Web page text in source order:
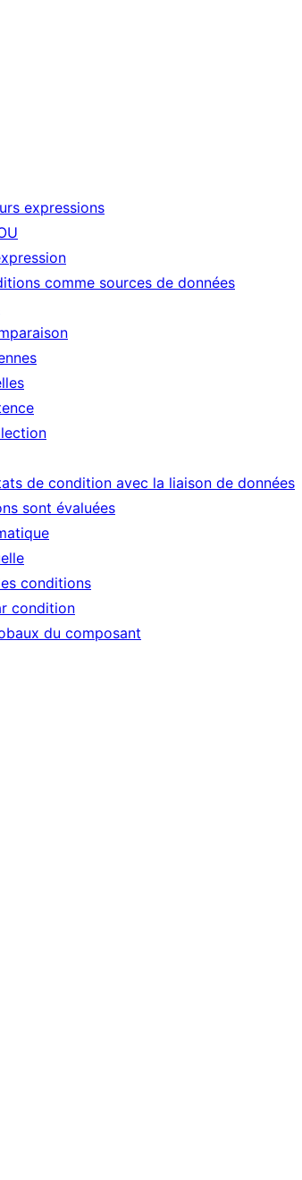
expressions
comme sources de données
de condition avec la liaison de données
sont évaluées
conditions
condition
du composant